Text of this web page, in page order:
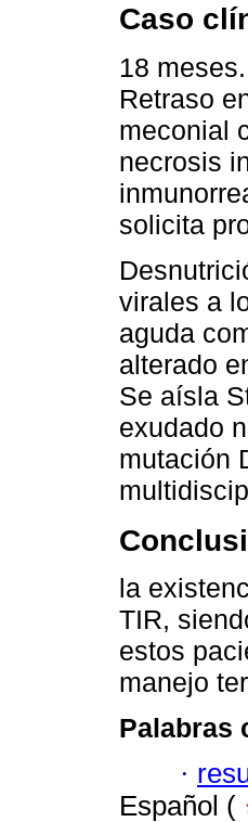
Caso
18
Retraso
meconial
necrosis
solicita
virales a
aguda
alterado
Se aísla
exudado
mutación
la
TIR,
estos
manejo
Palabras
·
Español (